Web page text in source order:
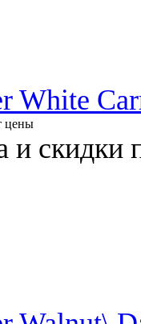
White
цены
и скидки